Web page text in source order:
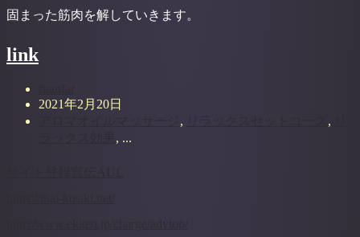
固まった筋肉を解していきます。
link
2021年2月20日
, ,
, ...